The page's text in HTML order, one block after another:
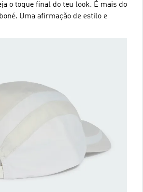
o toque final do teu look. É mais do
Uma afirmação de estilo e